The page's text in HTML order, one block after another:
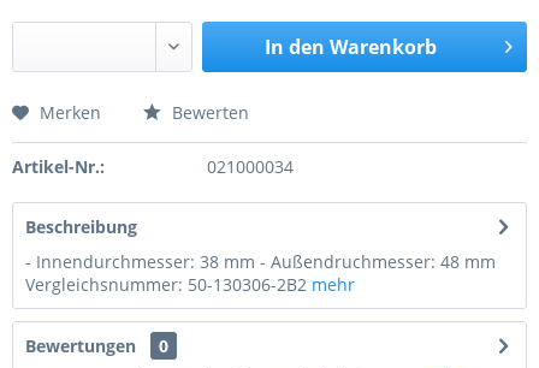
In den Warenkorb
Preis anfragen
Merken Bewerten
Artikel-Nr.: 021000034
Beschreibung
- Innendurchmesser: 38 mm - Außendruchmesser: 48 mm
Vergleichsnummer: 50-130306-2B2 mehr
Bewertungen
0